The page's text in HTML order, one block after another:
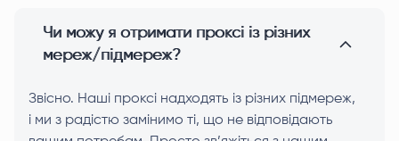
Чи можу я отримати проксі із різних
мереж/підмереж?
Звісно. Наші проксі надходять із різних підмереж,
і ми з радістю замінимо ті, що не відповідають